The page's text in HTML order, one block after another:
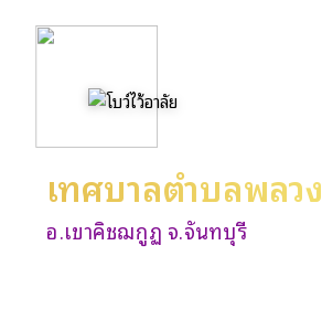
เทศบาลตำบลพลวง
อ.เขาคิชฌกูฏ จ.จันทบุรี